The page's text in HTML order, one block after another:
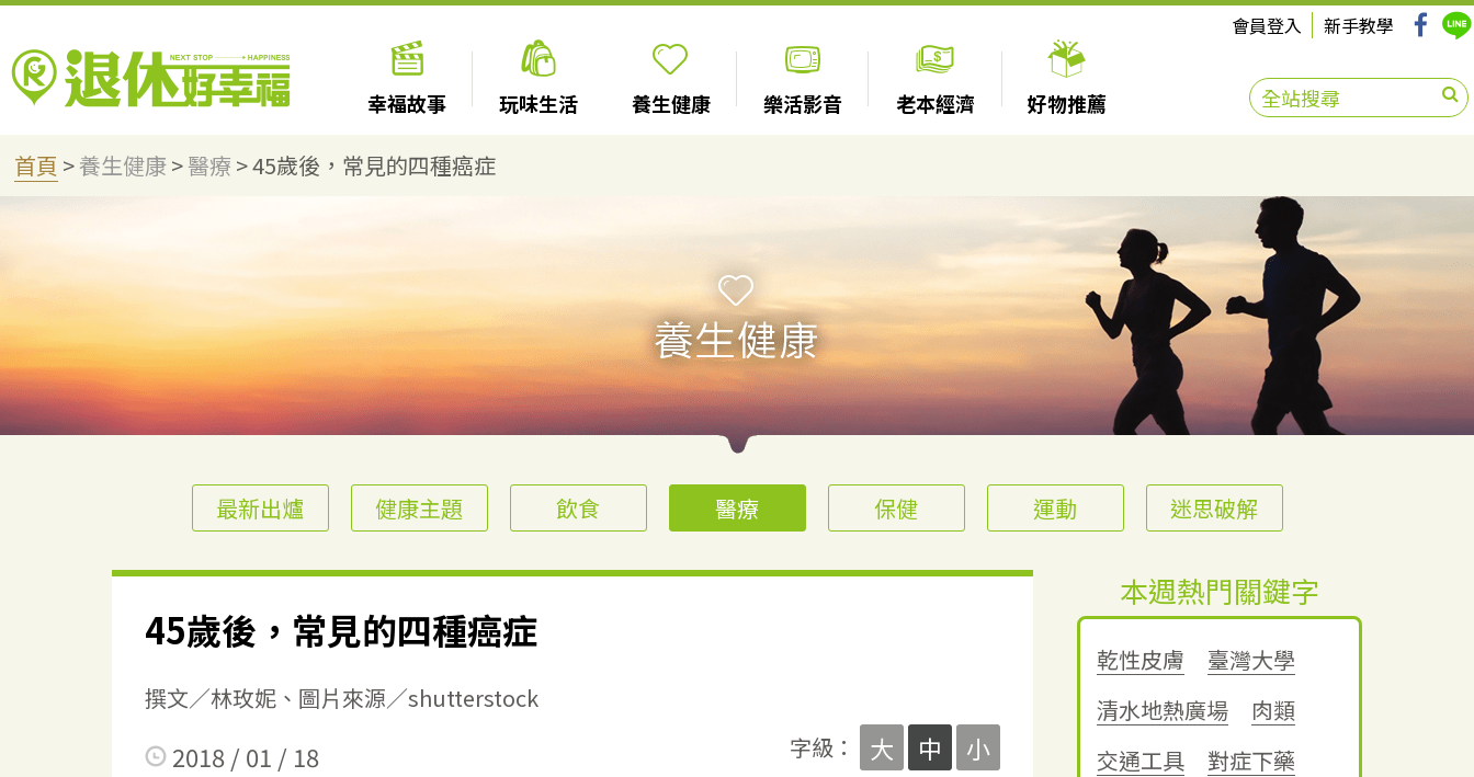
會員登入 新手教學
幸福故事 玩味生活 養生健康 樂活影音 老本經濟 好物推薦
首頁 >養生健康>醫療 >45歲後，常見的四種癌症
最新出爐 健康主題 飲食 醫療 保健 運動 迷思破解
45歲後，常見的四種癌症
撰文／林玫妮、圖片來源／shutterstock
2018 / 01 / 18 字級： 大 中 小
本週熱門關鍵字
乾性皮膚
臺灣大學
清水地熱廣場
肉類
交通工具
對症下藥